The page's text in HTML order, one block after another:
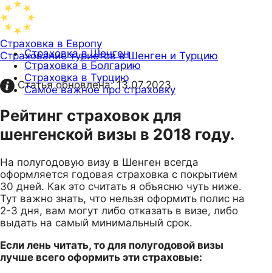
Страховка в Европу
Страхование туристов в Шенген и Турцию
Страховка в Шенген
Страховка в Болгарию
Страховка в Турцию
Самое важное про страховку
Статья обновлена:13.07.2023
Рейтинг страховок для
шенгенской визы в 2018 году.
На полугодовую визу в Шенген всегда
оформляется годовая страховка с покрытием
30 дней. Как это считать я объясню чуть ниже.
Тут важно знать, что нельзя оформить полис на
2-3 дня, вам могут либо отказать в визе, либо
выдать на самый минимальный срок.
Если лень читать, то для полугодовой визы
лучше всего оформить эти страховые: